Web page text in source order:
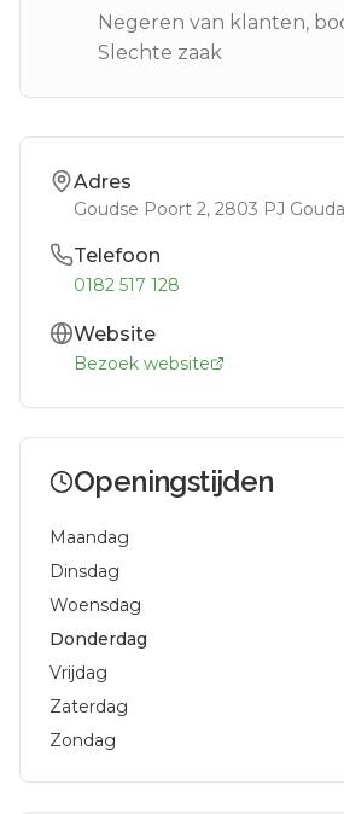
Negeren van klanten,
Slechte zaak
Adres
Goudse Poort 2, 2803 PJ Gouda
Telefoon
0182 517 128
Website
Bezoek website
Openingstijden
Maandag
Dinsdag
Woensdag
Donderdag
Vrijdag
Zaterdag
Zondag